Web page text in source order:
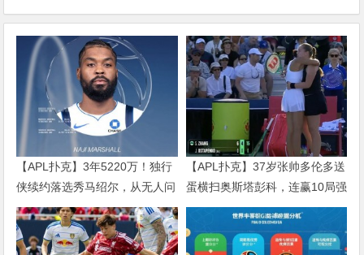
【APL扑克】3年5220万！独行
侠续约落选秀马绍尔，从无人问
津到千万身价
【APL扑克】37岁张帅多伦多送
蛋横扫奥斯塔彭科，连赢10局强
势晋级